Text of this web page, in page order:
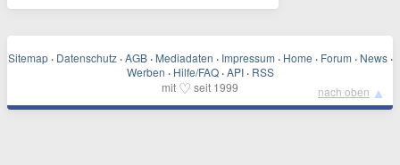
Sitemap · Datenschutz · AGB · Mediadaten · Impressum · Home · Forum · News ·
Werben · Hilfe/FAQ · API · RSS
mit ♡ seit 1999 nach oben ▲